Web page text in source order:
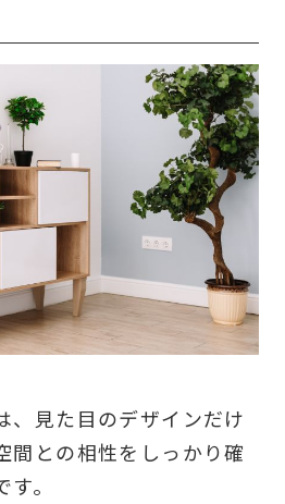
、見た目のデザインだけ
間との相性をしっかり確
。